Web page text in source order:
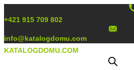
obsah
+421 915 709 802
info@katalogdomu.com
KATALOGDOMU.COM